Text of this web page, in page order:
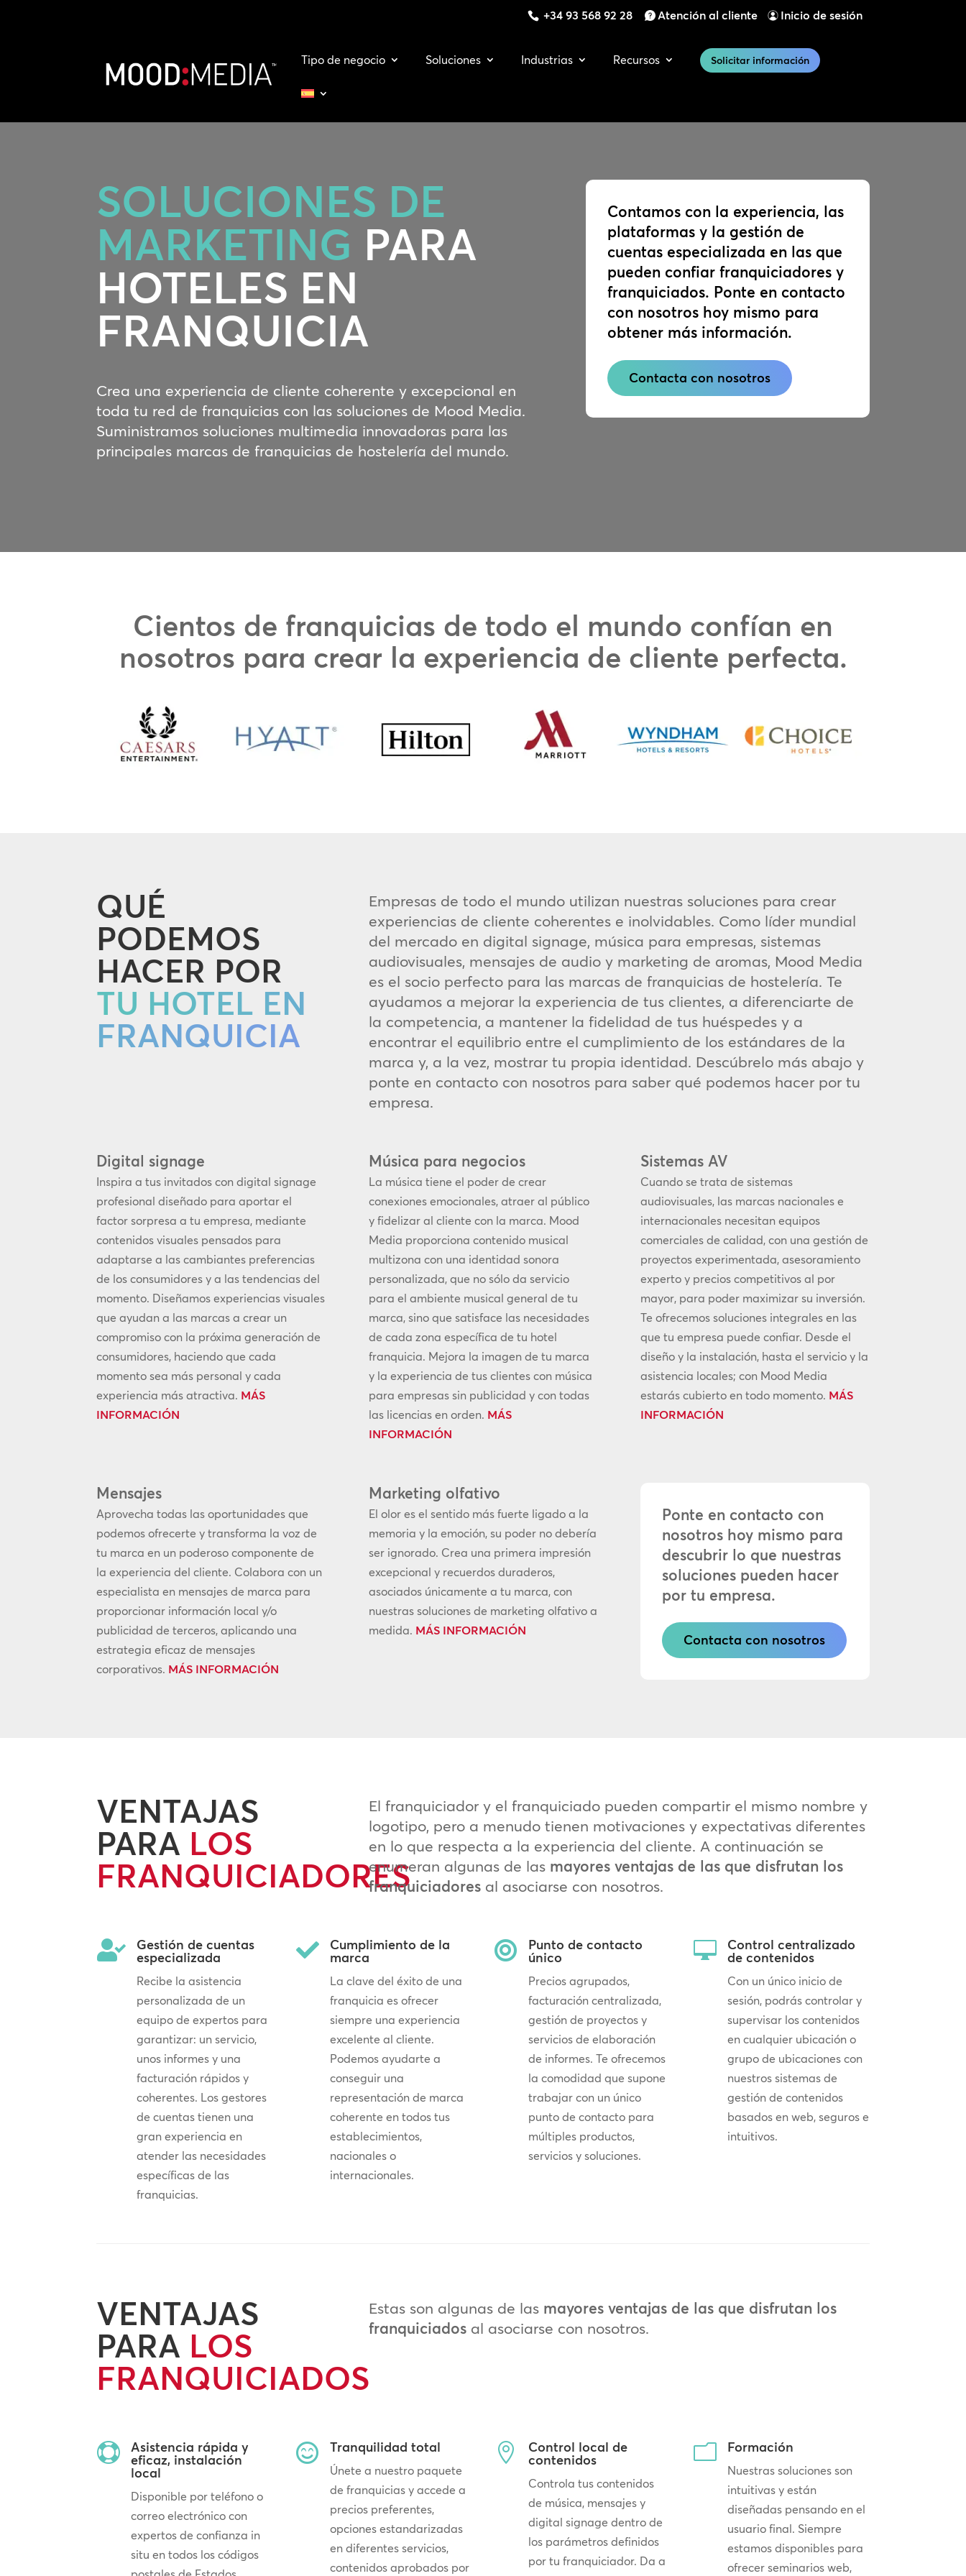
+34 93 568 92 28 Atención al cliente Inicio de sesión
Tipo de negocio Soluciones Industrias Recursos Solicitar información
SOLUCIONES DE
MARKETING PARA
HOTELES EN
FRANQUICIA
Crea una experiencia de cliente coherente y excepcional en
toda tu red de franquicias con las soluciones de Mood Media.
Suministramos soluciones multimedia innovadoras para las
principales marcas de franquicias de hostelería del mundo.
Contamos con la experiencia, las
plataformas y la gestión de
cuentas especializada en las que
pueden confiar franquiciadores y
franquiciados. Ponte en contacto
con nosotros hoy mismo para
obtener más información.
Contacta con nosotros
Cientos de franquicias de todo el mundo confían en
nosotros para crear la experiencia de cliente perfecta.
QUÉ
PODEMOS
HACER POR
TU HOTEL EN
FRANQUICIA
Empresas de todo el mundo utilizan nuestras soluciones para crear
experiencias de cliente coherentes e inolvidables. Como líder mundial
del mercado en digital signage, música para empresas, sistemas
audiovisuales, mensajes de audio y marketing de aromas, Mood Media
es el socio perfecto para las marcas de franquicias de hostelería. Te
ayudamos a mejorar la experiencia de tus clientes, a diferenciarte de
la competencia, a mantener la fidelidad de tus huéspedes y a
encontrar el equilibrio entre el cumplimiento de los estándares de la
marca y, a la vez, mostrar tu propia identidad. Descúbrelo más abajo y
ponte en contacto con nosotros para saber qué podemos hacer por tu
empresa.
Digital signage
Inspira a tus invitados con digital signage
profesional diseñado para aportar el
factor sorpresa a tu empresa, mediante
contenidos visuales pensados para
adaptarse a las cambiantes preferencias
de los consumidores y a las tendencias del
momento. Diseñamos experiencias visuales
que ayudan a las marcas a crear un
compromiso con la próxima generación de
consumidores, haciendo que cada
momento sea más personal y cada
experiencia más atractiva. MÁS
INFORMACIÓN
Música para negocios
La música tiene el poder de crear
conexiones emocionales, atraer al público
y fidelizar al cliente con la marca. Mood
Media proporciona contenido musical
multizona con una identidad sonora
personalizada, que no sólo da servicio
para el ambiente musical general de tu
marca, sino que satisface las necesidades
de cada zona específica de tu hotel
franquicia. Mejora la imagen de tu marca
y la experiencia de tus clientes con música
para empresas sin publicidad y con todas
las licencias en orden. MÁS
INFORMACIÓN
Sistemas AV
Cuando se trata de sistemas
audiovisuales, las marcas nacionales e
internacionales necesitan equipos
comerciales de calidad, con una gestión de
proyectos experimentada, asesoramiento
experto y precios competitivos al por
mayor, para poder maximizar su inversión.
Te ofrecemos soluciones integrales en las
que tu empresa puede confiar. Desde el
diseño y la instalación, hasta el servicio y la
asistencia locales; con Mood Media
estarás cubierto en todo momento. MÁS
INFORMACIÓN
Mensajes
Aprovecha todas las oportunidades que
podemos ofrecerte y transforma la voz de
tu marca en un poderoso componente de
la experiencia del cliente. Colabora con un
especialista en mensajes de marca para
proporcionar información local y/o
publicidad de terceros, aplicando una
estrategia eficaz de mensajes
corporativos. MÁS INFORMACIÓN
Marketing olfativo
El olor es el sentido más fuerte ligado a la
memoria y la emoción, su poder no debería
ser ignorado. Crea una primera impresión
excepcional y recuerdos duraderos,
asociados únicamente a tu marca, con
nuestras soluciones de marketing olfativo a
medida. MÁS INFORMACIÓN
Ponte en contacto con
nosotros hoy mismo para
descubrir lo que nuestras
soluciones pueden hacer
por tu empresa.
Contacta con nosotros
VENTAJAS
PARA LOS
FRANQUICIADORES
El franquiciador y el franquiciado pueden compartir el mismo nombre y
logotipo, pero a menudo tienen motivaciones y expectativas diferentes
en lo que respecta a la experiencia del cliente. A continuación se
enumeran algunas de las mayores ventajas de las que disfrutan los
franquiciadoresal asociarse con nosotros.
 Gestión de cuentas
especializada
Recibe la asistencia
personalizada de un
equipo de expertos para
garantizar: un servicio,
unos informes y una
facturación rápidos y
coherentes. Los gestores
de cuentas tienen una
gran experiencia en
atender las necesidades
específicas de las
franquicias.
 Cumplimiento de la
marca
La clave del éxito de una
franquicia es ofrecer
siempre una experiencia
excelente al cliente.
Podemos ayudarte a
conseguir una
representación de marca
coherente en todos tus
establecimientos,
nacionales o
internacionales.
 Punto de contacto
único
Precios agrupados,
facturación centralizada,
gestión de proyectos y
servicios de elaboración
de informes. Te ofrecemos
la comodidad que supone
trabajar con un único
punto de contacto para
múltiples productos,
servicios y soluciones.
 Control centralizado
de contenidos
Con un único inicio de
sesión, podrás controlar y
supervisar los contenidos
en cualquier ubicación o
grupo de ubicaciones con
nuestros sistemas de
gestión de contenidos
basados en web, seguros e
intuitivos.
VENTAJAS
PARA LOS
FRANQUICIADOS
Estas son algunas de las mayores ventajas de las que disfrutan los
franquiciadosal asociarse con nosotros.
 Asistencia rápida y
eficaz, instalación
local
Disponible por teléfono o
correo electrónico con
expertos de confianza in
situ en todos los códigos
 Tranquilidad total
Únete a nuestro paquete
de franquicias y accede a
precios preferentes,
opciones estandarizadas
en diferentes servicios,
contenidos aprobados por
 Control local de
contenidos
Controla tus contenidos
de música, mensajes y
digital signage dentro de
los parámetros definidos
por tu franquiciador. Da a
m Formación
Nuestras soluciones son
intuitivas y están
diseñadas pensando en el
usuario final. Siempre
estamos disponibles para
ofrecer seminarios web,